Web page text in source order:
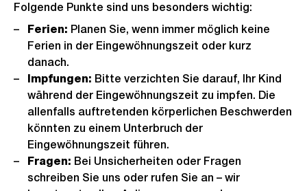
Folgende Punkte sind uns besonders wichtig:
Ferien: Planen Sie, wenn immer möglich keine
Ferien in der Eingewöhnungszeit oder kurz
danach.
Impfungen: Bitte verzichten Sie darauf, Ihr Kind
während der Eingewöhnungszeit zu impfen. Die
allenfalls auftretenden körperlichen Beschwerden
könnten zu einem Unterbruch der
Eingewöhnungszeit führen.
Fragen: Bei Unsicherheiten oder Fragen
schreiben Sie uns oder rufen Sie an – wir